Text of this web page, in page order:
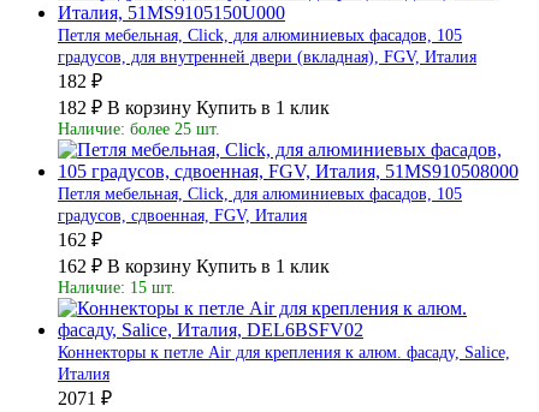
Петля мебельная, Click, для алюминиевых фасадов, 105
градусов, для внутренней двери (вкладная), FGV, Италия
182 ₽
182 ₽ В корзину Купить в 1 клик
Наличие: более 25 шт.
Петля мебельная, Click, для алюминиевых фасадов, 105
градусов, сдвоенная, FGV, Италия
162 ₽
162 ₽ В корзину Купить в 1 клик
Наличие: 15 шт.
Коннекторы к петле Air для крепления к алюм. фасаду, Salice,
Италия
2071 ₽